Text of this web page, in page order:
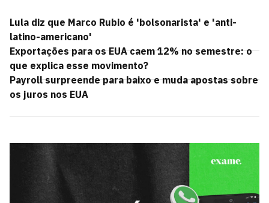
Lula diz que Marco Rubio é 'bolsonarista' e 'anti-
latino-americano'
Exportações para os EUA caem 12% no semestre: o
que explica esse movimento?
Payroll surpreende para baixo e muda apostas sobre
os juros nos EUA